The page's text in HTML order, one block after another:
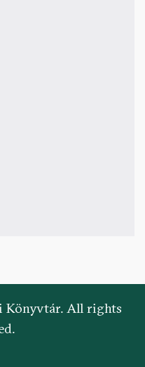
Könyvtár. All rights